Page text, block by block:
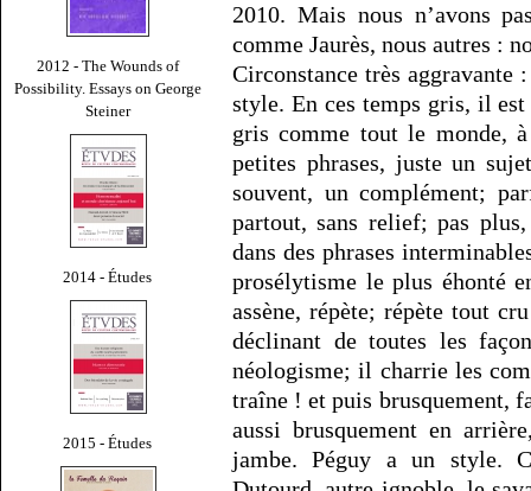
2012 - The Wounds of
Possibility. Essays on George
Steiner
2014 - Études
2015 - Études
2010. Mais nous n’avons
comme Jaurès, nous autres :
Circonstance très aggravante
style. En ces temps gris, il
gris comme tout le monde,
petites phrases, juste un
souvent, un complément;
partout, sans relief; pas
dans des phrases
prosélytisme le plus éhonté
assène, répète; répète tout
déclinant de toutes les
néologisme; il charrie les
traîne ! et puis brusquement,
aussi brusquement en
jambe. Péguy a un style.